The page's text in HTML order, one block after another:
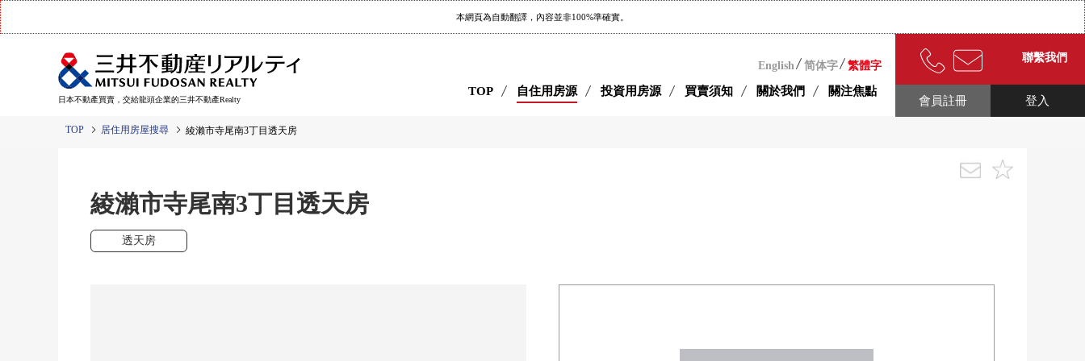
本網頁為自動翻譯，內容並非100%準確實。
日本不動產買賣，交給龍頭企業的三井不動產Realty
English 简体字 繁體字
TOP 自住用房源 投資用房源 買賣須知 關於我們 關注焦點
聯繫我們
登入
會員註冊
TOP 居住用房屋搜尋 綾瀨市寺尾南3丁目透天房
綾瀨市寺尾南3丁目透天房
透天房